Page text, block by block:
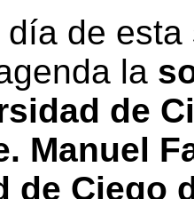
día de
la
de
Manuel
de Ciego